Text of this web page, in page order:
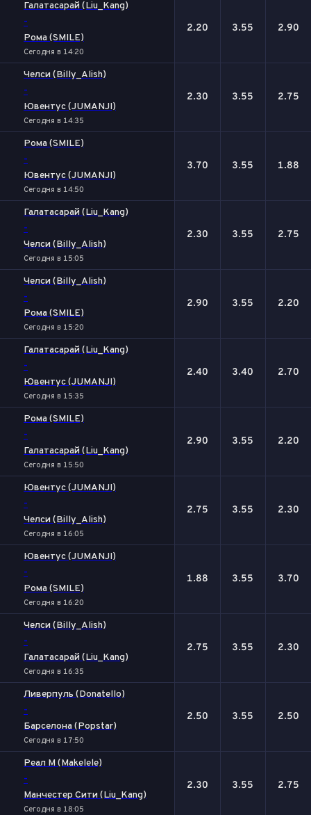
Галатасарай (Liu_Kang)
-
Рома (SMILE)
Сегодня в 14:20
2.20 3.55 2.90
Челси (Billy_Alish)
-
Ювентус (JUMANJI)
Сегодня в 14:35
2.30 3.55 2.75
Рома (SMILE)
-
Ювентус (JUMANJI)
Сегодня в 14:50
3.70 3.55 1.88
Галатасарай (Liu_Kang)
-
Челси (Billy_Alish)
Сегодня в 15:05
2.30 3.55 2.75
Челси (Billy_Alish)
-
Рома (SMILE)
Сегодня в 15:20
2.90 3.55 2.20
Галатасарай (Liu_Kang)
-
Ювентус (JUMANJI)
Сегодня в 15:35
2.40 3.40 2.70
Рома (SMILE)
-
Галатасарай (Liu_Kang)
Сегодня в 15:50
2.90 3.55 2.20
Ювентус (JUMANJI)
-
Челси (Billy_Alish)
Сегодня в 16:05
2.75 3.55 2.30
Ювентус (JUMANJI)
-
Рома (SMILE)
Сегодня в 16:20
1.88 3.55 3.70
Челси (Billy_Alish)
-
Галатасарай (Liu_Kang)
Сегодня в 16:35
2.75 3.55 2.30
Ливерпуль (Donatello)
-
Барселона (Popstar)
Сегодня в 17:50
2.50 3.55 2.50
Реал М (Makelele)
-
Манчестер Сити (Liu_Kang)
Сегодня в 18:05
2.30 3.55 2.75